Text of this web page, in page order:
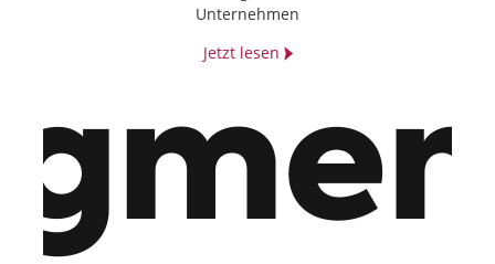
Unternehmen
Jetzt lesen